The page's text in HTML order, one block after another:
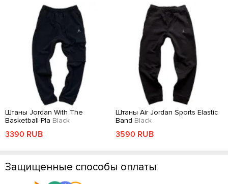
Штаны Jordan With The
Basketball Pla Black
3390 RUB
Штаны Air Jordan Sports Elastic
Band Black
3590 RUB
Защищенные способы оплаты